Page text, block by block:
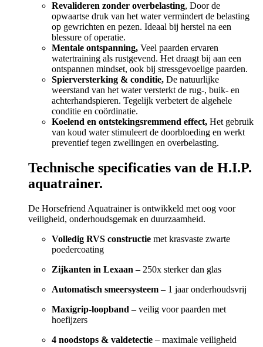
Revalideren zonder overbelasting, Door de
opwaartse druk van het water vermindert de belasting
op gewrichten en pezen. Ideaal bij herstel na een
blessure of operatie.
Mentale ontspanning, Veel paarden ervaren
watertraining als rustgevend. Het draagt bij aan een
ontspannen mindset, ook bij stressgevoelige paarden.
Spierversterking & conditie, De natuurlijke
weerstand van het water versterkt de rug-, buik- en
achterhandspieren. Tegelijk verbetert de algehele
conditie en coördinatie.
Koelend en ontstekingsremmend effect, Het gebruik
van koud water stimuleert de doorbloeding en werkt
preventief tegen zwellingen en overbelasting.
Technische specificaties van de H.I.P.
aquatrainer.
De Horsefriend Aquatrainer is ontwikkeld met oog voor
veiligheid, onderhoudsgemak en duurzaamheid.
Volledig RVS constructie met krasvaste zwarte
poedercoating
Zijkanten in Lexaan – 250x sterker dan glas
Automatisch smeersysteem – 1 jaar onderhoudsvrij
Maxigrip-loopband – veilig voor paarden met
hoefijzers
4 noodstops & valdetectie – maximale veiligheid